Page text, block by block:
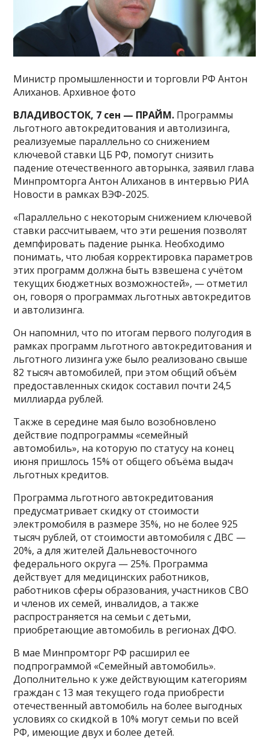
Министр промышленности и торговли РФ Антон
Алиханов. Архивное фото
ВЛАДИВОСТОК, 7 сен — ПРАЙМ. Программы
льготного автокредитования и автолизинга,
реализуемые параллельно со снижением
ключевой ставки ЦБ РФ, помогут снизить
падение отечественного авторынка, заявил глава
Минпромторга Антон Алиханов в интервью РИА
Новости в рамках ВЭФ-2025.
«Параллельно с некоторым снижением ключевой
ставки рассчитываем, что эти решения позволят
демпфировать падение рынка. Необходимо
понимать, что любая корректировка параметров
этих программ должна быть взвешена с учётом
текущих бюджетных возможностей», — отметил
он, говоря о программах льготных автокредитов
и автолизинга.
Он напомнил, что по итогам первого полугодия в
рамках программ льготного автокредитования и
льготного лизинга уже было реализовано свыше
82 тысяч автомобилей, при этом общий объём
предоставленных скидок составил почти 24,5
миллиарда рублей.
Также в середине мая было возобновлено
действие подпрограммы «семейный
автомобиль», на которую по статусу на конец
июня пришлось 15% от общего объёма выдач
льготных кредитов.
Программа льготного автокредитования
предусматривает скидку от стоимости
электромобиля в размере 35%, но не более 925
тысяч рублей, от стоимости автомобиля с ДВС —
20%, а для жителей Дальневосточного
федерального округа — 25%. Программа
действует для медицинских работников,
работников сферы образования, участников СВО
и членов их семей, инвалидов, а также
распространяется на семьи с детьми,
приобретающие автомобиль в регионах ДФО.
В мае Минпромторг РФ расширил ее
подпрограммой «Семейный автомобиль».
Дополнительно к уже действующим категориям
граждан с 13 мая текущего года приобрести
отечественный автомобиль на более выгодных
условиях со скидкой в 10% могут семьи по всей
РФ, имеющие двух и более детей.